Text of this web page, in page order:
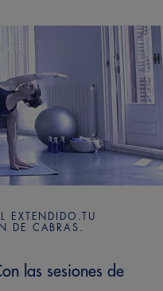
EXTENDIDO.TU
DE CABRAS.
las sesiones de